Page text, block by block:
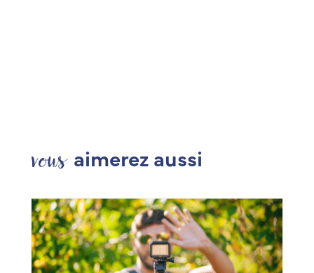
vous aimerez aussi